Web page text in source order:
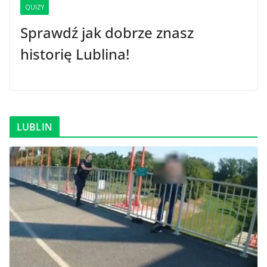
QUIZY
Sprawdź jak dobrze znasz
historię Lublina!
LUBLIN